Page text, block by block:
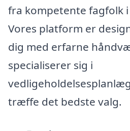
fra kompetente fagfolk
Vores platform er
dig med erfarne
specialiserer sig i
træffe det bedste valg.